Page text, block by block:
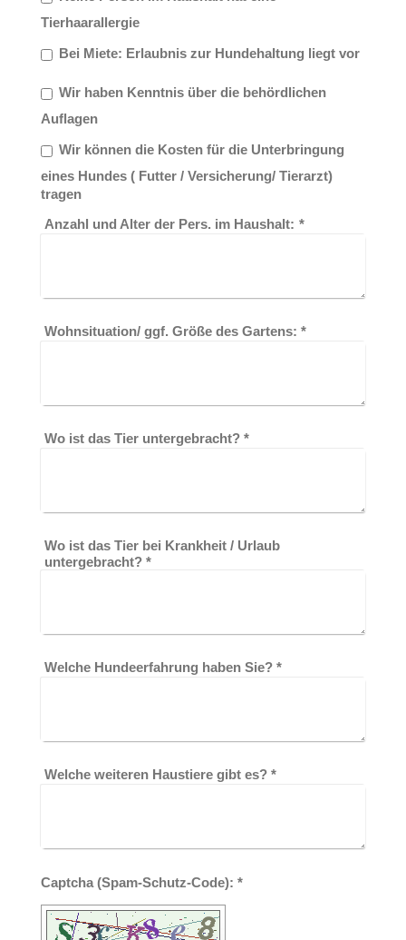
Tierhaarallergie
Bei Miete: Erlaubnis zur Hundehaltung liegt vor
Wir haben Kenntnis über die behördlichen
Auflagen
Wir können die Kosten für die Unterbringung
eines Hundes ( Futter / Versicherung/ Tierarzt)
tragen
Anzahl und Alter der Pers. im Haushalt: *
Wohnsituation/ ggf. Größe des Gartens: *
Wo ist das Tier untergebracht?*
Wo ist das Tier bei Krankheit / Urlaub
untergebracht?*
Welche Hundeerfahrung haben Sie?*
Welche weiteren Haustiere gibt es?*
Captcha (Spam-Schutz-Code): *